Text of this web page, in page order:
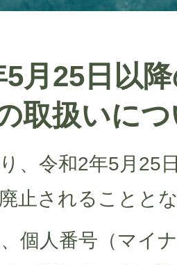
月25日以
取扱いに
、令和2年5月25
止されることと
個人番号（マイ